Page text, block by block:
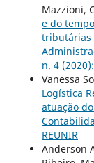
Mazzioni,
e do
tributárias
n. 4
Vanessa
Logística
atuação
REUNIR
Anderson